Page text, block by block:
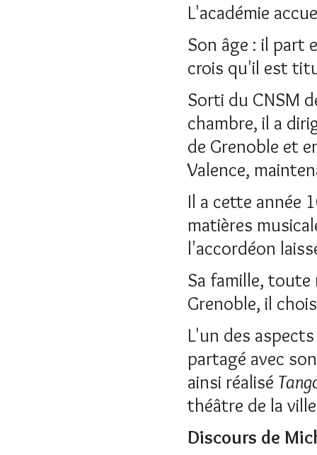
L'académie
Son âge : il part
crois qu'il est
Sorti du CNSM
chambre, il a
de Grenoble et
Valence,
Il a cette année
matières
l'accordéon
Sa famille, toute
Grenoble, il
L'un des
partagé avec
ainsi réalisé
théâtre de la
Discours de